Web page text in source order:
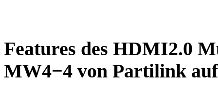
Features des HDMI2.0
MW4−4 von Partilink